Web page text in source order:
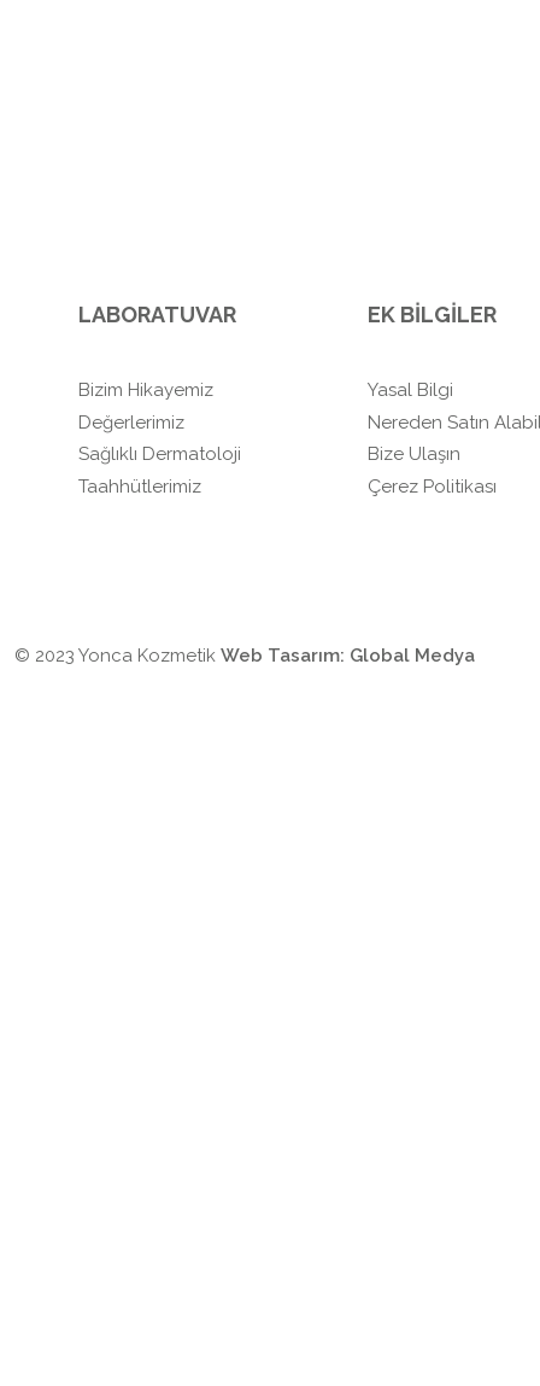
LABORATUVAR
Bizim Hikayemiz
Değerlerimiz
Sağlıklı Dermatoloji
Taahhütlerimiz
EK BİLGİLER
Yasal Bilgi
Nereden Satın
Bize Ulaşın
Çerez Politikası
© 2023 Yonca Kozmetik Web Tasarım: Global Medya